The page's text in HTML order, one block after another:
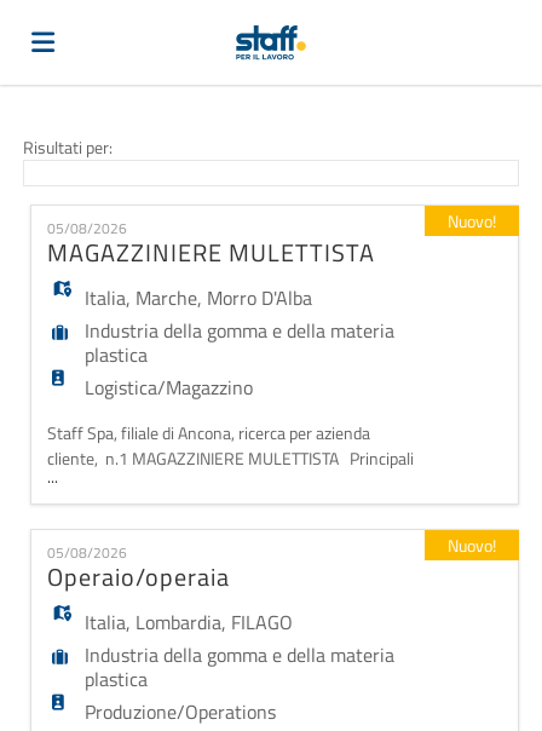
Offerte
di
lavoro
Carica
il
CV
Login
Lingua
EN
FR
IT
Risultati per:
05/08/2026
MAGAZZINIERE MULETTISTA
Italia, Marche, Morro D'Alba
Industria della gomma e della materia
plastica
Logistica/Magazzino
Staff Spa, filiale di Ancona, ricerca per azienda
cliente, n.1 MAGAZZINIERE MULETTISTA Principali
responsabilità: - ricezione merci: controllo
quantitativo e qualitativo dei materiali in arrivo dai
fornitori, scarico; - stoccaggio: allocazione corretta
delle materie prime nelle aree dedicate del
magazzino; - Gestione inventario: Aggiornam
...
Nuovo!
05/08/2026
Operaio/operaia
Italia, Lombardia, FILAGO
Industria della gomma e della materia
plastica
Produzione/Operations
Nuovo!